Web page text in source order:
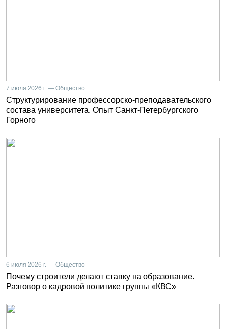
7 июля 2026 г. — Общество
Структурирование профессорско-преподавательского
состава университета. Опыт Санкт-Петербургского
Горного
6 июля 2026 г. — Общество
Почему строители делают ставку на образование.
Разговор о кадровой политике группы «КВС»